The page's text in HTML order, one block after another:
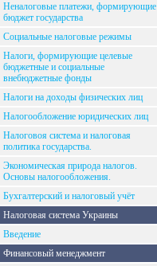
Неналоговые платежи, формирующие
бюджет государства
Социальные налоговые режимы
Налоги, формирующие целевые
бюджетные и социальные
внебюджетные фонды
Налоги на доходы физических лиц
Налогообложение юридических лиц
Налоговоя система и налоговая
политика государства.
Экономическая природа налогов.
Основы налогообложения.
Бухгалтерский и налоговый учёт
Налоговая система Украины
Введение
Финансовый менеджмент